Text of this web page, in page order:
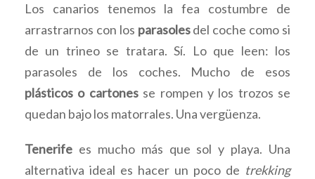
Los canarios tenemos la fea costumbre de
arrastrarnos con los parasolesdel coche como si
de un trineo se tratara. Sí. Lo que leen: los
parasoles de los coches. Mucho de esos
plásticos o cartonesse rompen y los trozos se
quedan bajo los matorrales. Una vergüenza.
Tenerife es mucho más que sol y playa. Una
alternativa ideal es hacer un poco de trekking